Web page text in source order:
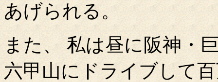
あげられる。
また、 私は昼に阪神・
六甲山にドライブして